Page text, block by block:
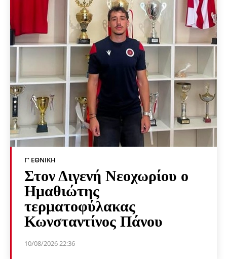
Γ' ΕΘΝΙΚΉ
Στον Διγενή Νεοχωρίου ο
Ημαθιώτης
τερματοφύλακας
Κωνσταντίνος Πάνου
10/08/2026 22:36